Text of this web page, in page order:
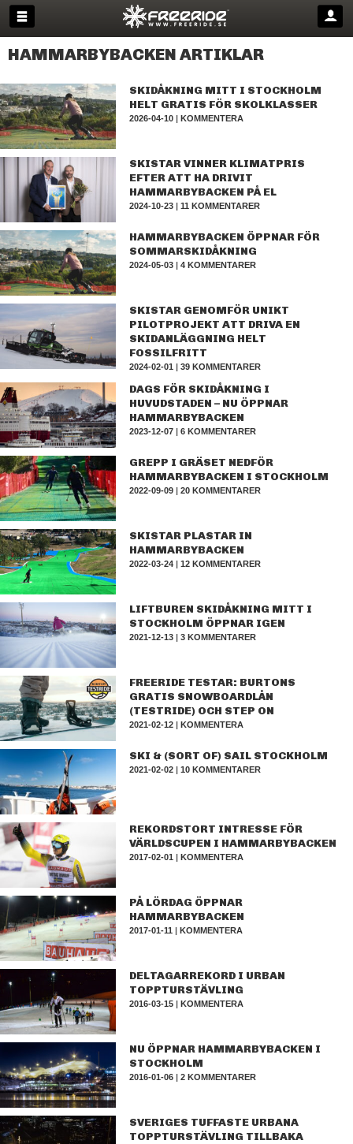
HAMMARBYBACKEN ARTIKLAR
SKIDÅKNING MITT I STOCKHOLM
HELT GRATIS FÖR SKOLKLASSER
2026-04-10 |KOMMENTERA
SKISTAR VINNER KLIMATPRIS
EFTER ATT HA DRIVIT
HAMMARBYBACKEN PÅ EL
2024-10-23 |11 KOMMENTARER
HAMMARBYBACKEN ÖPPNAR FÖR
SOMMARSKIDÅKNING
2024-05-03 |4 KOMMENTARER
SKISTAR GENOMFÖR UNIKT
PILOTPROJEKT ATT DRIVA EN
SKIDANLÄGGNING HELT
FOSSILFRITT
2024-02-01 |39 KOMMENTARER
DAGS FÖR SKIDÅKNING I
HUVUDSTADEN – NU ÖPPNAR
HAMMARBYBACKEN
2023-12-07 |6 KOMMENTARER
GREPP I GRÄSET NEDFÖR
HAMMARBYBACKEN I STOCKHOLM
2022-09-09 |20 KOMMENTARER
SKISTAR PLASTAR IN
HAMMARBYBACKEN
2022-03-24 |12 KOMMENTARER
LIFTBUREN SKIDÅKNING MITT I
STOCKHOLM ÖPPNAR IGEN
2021-12-13 |3 KOMMENTARER
FREERIDE TESTAR: BURTONS
GRATIS SNOWBOARDLÅN
(TESTRIDE) OCH STEP ON
2021-02-12 |KOMMENTERA
SKI & (SORT OF) SAIL STOCKHOLM
2021-02-02 |10 KOMMENTARER
REKORDSTORT INTRESSE FÖR
VÄRLDSCUPEN I HAMMARBYBACKEN
2017-02-01 |KOMMENTERA
PÅ LÖRDAG ÖPPNAR
HAMMARBYBACKEN
2017-01-11 |KOMMENTERA
DELTAGARREKORD I URBAN
TOPPTURSTÄVLING
2016-03-15 |KOMMENTERA
NU ÖPPNAR HAMMARBYBACKEN I
STOCKHOLM
2016-01-06 |2 KOMMENTARER
SVERIGES TUFFASTE URBANA
TOPPTURSTÄVLING TILLBAKA